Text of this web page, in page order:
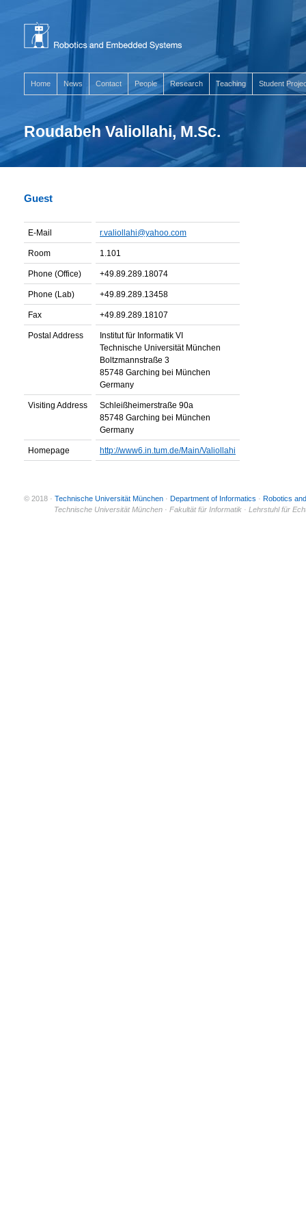
Home News Contact People Research Teaching Student
Roudabeh Valiollahi, M.Sc.
Guest
E-Mail r.valiollahi@yahoo.com
Room 1.101
Phone (Office) +49.89.289.18074
Phone (Lab) +49.89.289.13458
Fax +49.89.289.18107
Postal Address
Institut für Informatik VI
Technische Universität München
Boltzmannstraße 3
85748 Garching bei München
Germany
Visiting Address
Schleißheimerstraße 90a
85748 Garching bei München
Germany
Homepage http://www6.in.tum.de/Main/Valiollahi
© 2018 · Technische Universität München · Department of Informatics · Robotics
Technische Universität München · Fakultät für Informatik · Lehrstuhl für